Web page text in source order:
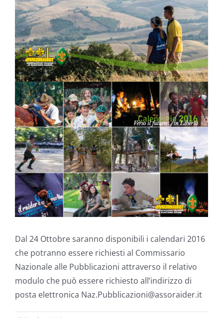
Dal 24 Ottobre saranno disponibili i calendari 2016
che potranno essere richiesti al Commissario
Nazionale alle Pubblicazioni attraverso il relativo
modulo che può essere richiesto all’indirizzo di
posta elettronica Naz.Pubblicazioni@assoraider.it